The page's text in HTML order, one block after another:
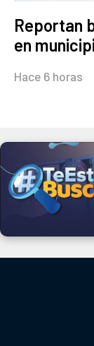
Reportan
en
Hace 6 horas